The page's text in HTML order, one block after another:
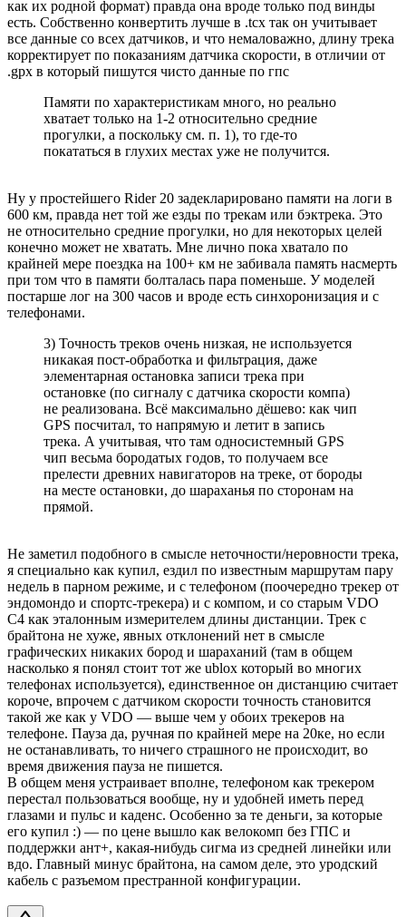
как их родной формат) правда она вроде только под винды
есть. Собственно конвертить лучше в .tcx так он учитывает
все данные со всех датчиков, и что немаловажно, длину трека
корректирует по показаниям датчика скорости, в отличии от
.gpx в который пишутся чисто данные по гпс
Памяти по характеристикам много, но реально
хватает только на 1-2 относительно средние
прогулки, а поскольку см. п. 1), то где-то
покататься в глухих местах уже не получится.
Ну у простейшего Rider 20 задекларировано памяти на логи в
600 км, правда нет той же езды по трекам или бэктрека. Это
не относительно средние прогулки, но для некоторых целей
конечно может не хватать. Мне лично пока хватало по
крайней мере поездка на 100+ км не забивала память насмерть
при том что в памяти болталась пара поменьше. У моделей
постарше лог на 300 часов и вроде есть синхоронизация и с
телефонами.
3) Точность треков очень низкая, не используется
никакая пост-обработка и фильтрация, даже
элементарная остановка записи трека при
остановке (по сигналу с датчика скорости компа)
не реализована. Всё максимально дёшево: как чип
GPS посчитал, то напрямую и летит в запись
трека. А учитывая, что там односистемный GPS
чип весьма бородатых годов, то получаем все
прелести древних навигаторов на треке, от бороды
на месте остановки, до шараханья по сторонам на
прямой.
Не заметил подобного в смысле неточности/неровности трека,
я специально как купил, ездил по известным маршрутам пару
недель в парном режиме, и с телефоном (поочередно трекер от
эндомондо и спортс-трекера) и с компом, и со старым VDO
C4 как эталонным измерителем длины дистанции. Трек с
брайтона не хуже, явных отклонений нет в смысле
графических никаких бород и шараханий (там в общем
насколько я понял стоит тот же ublox который во многих
телефонах используется), единственное он дистанцию считает
короче, впрочем с датчиком скорости точность становится
такой же как у VDO — выше чем у обоих трекеров на
телефоне. Пауза да, ручная по крайней мере на 20ке, но если
не останавливать, то ничего страшного не происходит, во
время движения пауза не пишется.
В общем меня устраивает вполне, телефоном как трекером
перестал пользоваться вообще, ну и удобней иметь перед
глазами и пульс и каденс. Особенно за те деньги, за которые
его купил :) — по цене вышло как велокомп без ГПС и
поддержки ант+, какая-нибудь сигма из средней линейки или
вдо. Главный минус брайтона, на самом деле, это уродский
кабель с разъемом престранной конфигурации.